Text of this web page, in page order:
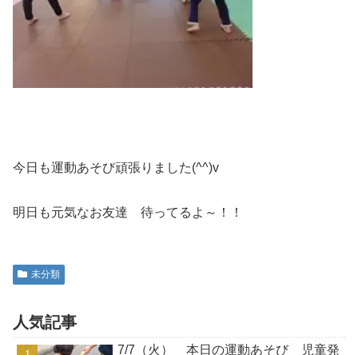
今日も運動あそび頑張りました(^^)v
明日も元気なお友達 待ってるよ～！！
未分類
人気記事
7/7（火） 本日の運動あそび 児童発